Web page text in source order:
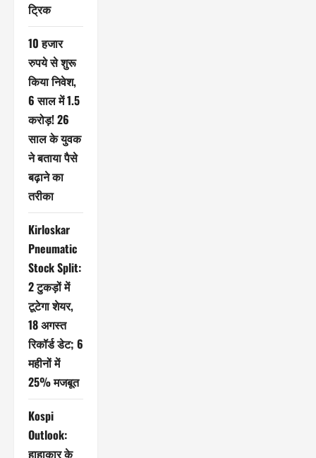
ट्रिक
10 हजार
रुपये से शुरू
किया निवेश,
6 साल में 1.5
करोड़! 26
साल के युवक
ने बताया पैसे
बढ़ाने का
तरीका
Kirloskar
Pneumatic
Stock Split:
2 टुकड़ों में
टूटेगा शेयर,
18 अगस्त
रिकॉर्ड डेट; 6
महीनों में
25% मजबूत
Kospi
Outlook:
हाहाकार के